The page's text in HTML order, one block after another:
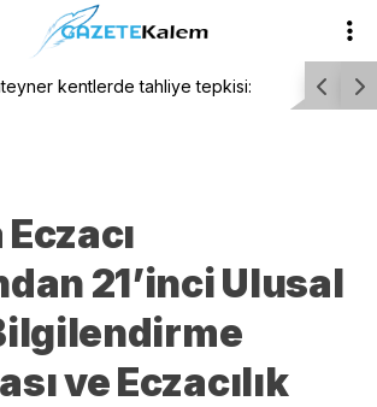
kentlerde tahliye tepkisi:
21’inci Ulusal
ve Eczacılık